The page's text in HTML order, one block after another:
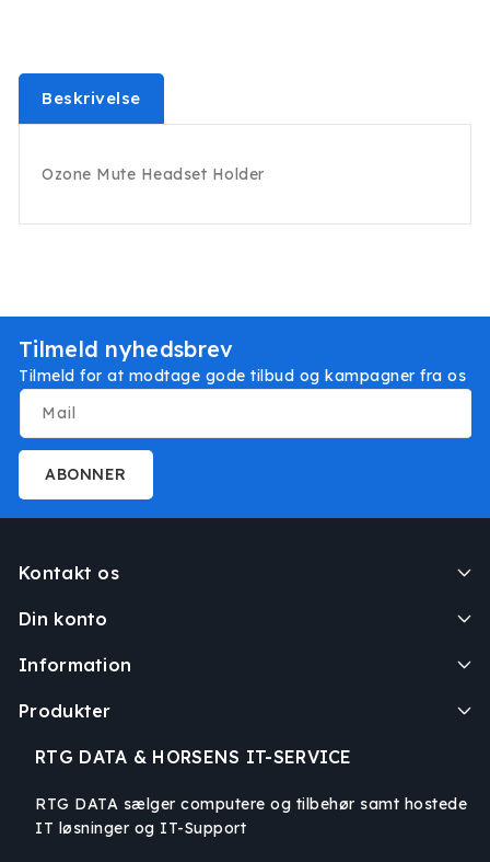
Beskrivelse
Ozone Mute Headset Holder
Tilmeld nyhedsbrev
Tilmeld for at modtage gode tilbud og kampagner fra os
Mail
ABONNER
Kontakt os
Din konto
Information
Produkter
RTG DATA & HORSENS IT-SERVICE
RTG DATA sælger computere og tilbehør samt hostede
IT løsninger og IT-Support